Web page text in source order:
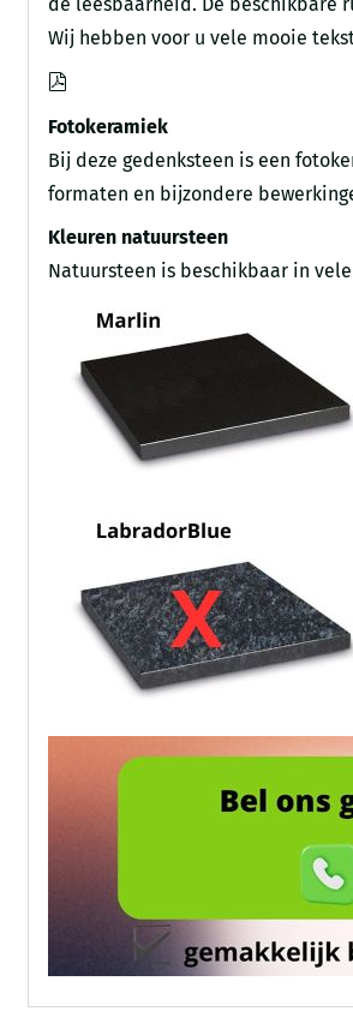
Wij hebben voor u vele mooie
Fotokeramiek
Bij deze gedenksteen is een
formaten en bijzondere
Kleuren natuursteen
Natuursteen is beschikbaar in